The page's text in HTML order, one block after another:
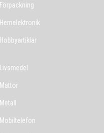
Förpackning
Hemelektronik
Hobbyartiklar
Livsmedel
Mattor
Metall
Mobiltelefon